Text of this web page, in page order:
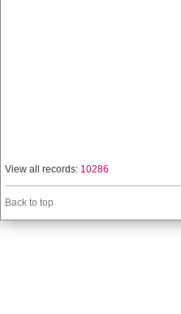
View all records: 10286
Back to top